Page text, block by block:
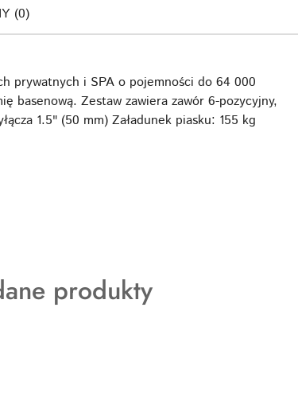
(0)
prywatnych i SPA o pojemności do 64 000
basenową. Zestaw zawiera zawór 6-pozycyjny,
1.5" (50 mm) Załadunek piasku: 155 kg
produkty